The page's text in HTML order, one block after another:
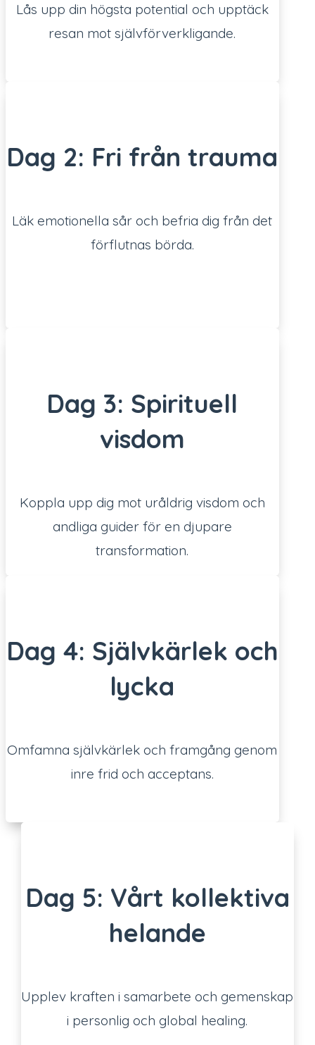
Lås upp din högsta potential och upptäck
resan mot självförverkligande.
Dag 2: Fri från trauma
Läk emotionella sår och befria dig från det
förflutnas börda.
Dag 3: Spirituell
visdom
Koppla upp dig mot uråldrig visdom och
andliga guider för en djupare
transformation.
Dag 4: Självkärlek och
lycka
Omfamna självkärlek och framgång genom
inre frid och acceptans.
Dag 5: Vårt kollektiva
helande
Upplev kraften i samarbete och gemenskap
i personlig och global healing.